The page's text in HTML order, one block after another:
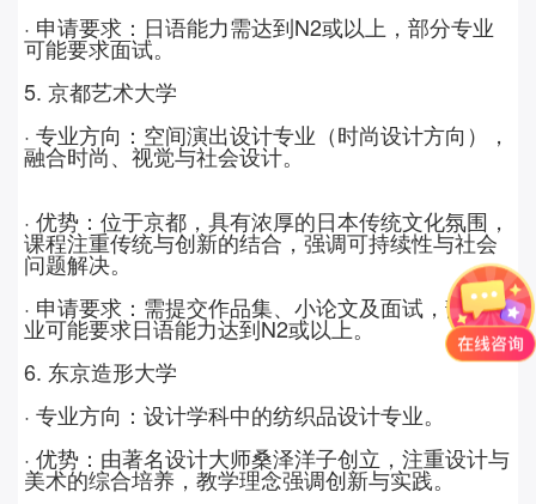
· 申请要求：日语能力需达到N2或以上，部分专业
可能要求面试。
5. 京都艺术大学
· 专业方向：空间演出设计专业（时尚设计方向），
融合时尚、视觉与社会设计。
· 优势：位于京都，具有浓厚的日本传统文化氛围，
课程注重传统与创新的结合，强调可持续性与社会
问题解决。
· 申请要求：需提交作品集、小论文及面试，部分专
业可能要求日语能力达到N2或以上。
6. 东京造形大学
· 专业方向：设计学科中的纺织品设计专业。
· 优势：由著名设计大师桑泽洋子创立，注重设计与
美术的综合培养，教学理念强调创新与实践。